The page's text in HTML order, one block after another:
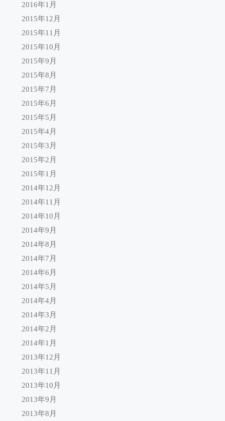
2016年1月
2015年12月
2015年11月
2015年10月
2015年9月
2015年8月
2015年7月
2015年6月
2015年5月
2015年4月
2015年3月
2015年2月
2015年1月
2014年12月
2014年11月
2014年10月
2014年9月
2014年8月
2014年7月
2014年6月
2014年5月
2014年4月
2014年3月
2014年2月
2014年1月
2013年12月
2013年11月
2013年10月
2013年9月
2013年8月